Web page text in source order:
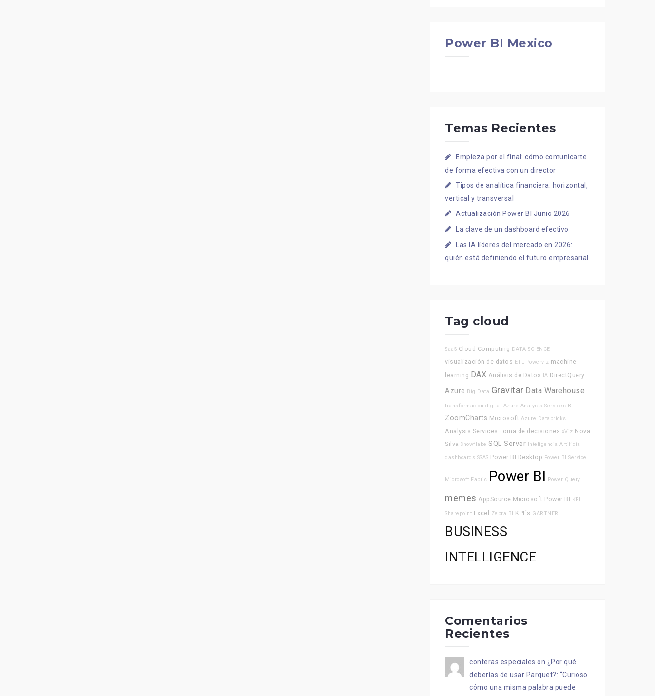
Power BI Mexico
Temas Recientes
Empieza por el final: cómo comunicarte
de forma efectiva con un director
Tipos de analítica financiera: horizontal,
vertical y transversal
Actualización Power BI Junio 2026
La clave de un dashboard efectivo
Las IA líderes del mercado en 2026:
quién está definiendo el futuro empresarial
Tag cloud
SaaS Cloud Computing DATA SCIENCE
visualización de datos ETL Powerviz machine
learning DAX Análisis de Datos IA DirectQuery
Azure Big Data Gravitar Data Warehouse
transformación digital Azure Analysis Services BI
ZoomCharts Microsoft Azure Databricks
Analysis Services Toma de decisiones xViz Nova
Silva Snowflake SQL Server Inteligencia Artificial
dashboards SSAS Power BI Desktop Power BI Service
Microsoft Fabric Power BI Power Query
memes AppSource Microsoft Power BI KPI
Sharepoint Excel Zebra BI KPI´s GARTNER
BUSINESS
INTELLIGENCE
Comentarios
Recientes
conteras especiales on ¿Por qué
deberías de usar Parquet?: “Curioso
cómo una misma palabra puede